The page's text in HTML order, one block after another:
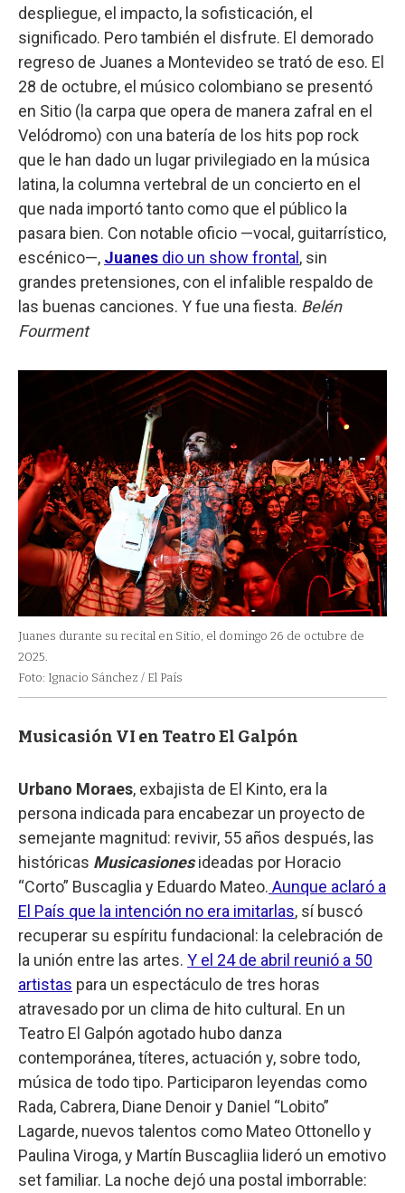
despliegue, el impacto, la sofisticación, el
significado. Pero también el disfrute. El demorado
regreso de Juanes a Montevideo se trató de eso. El
28 de octubre, el músico colombiano se presentó
en Sitio (la carpa que opera de manera zafral en el
Velódromo) con una batería de los hits pop rock
que le han dado un lugar privilegiado en la música
latina, la columna vertebral de un concierto en el
que nada importó tanto como que el público la
pasara bien. Con notable oficio —vocal, guitarrístico,
escénico—, Juanes dio un show frontal , sin
grandes pretensiones, con el infalible respaldo de
las buenas canciones. Y fue una fiesta. Belén
Fourment
Juanes durante su recital en Sitio, el domingo 26 de octubre de
2025.
Foto: Ignacio Sánchez / El País
Musicasión VI en Teatro El Galpón
Urbano Moraes, exbajista de El Kinto, era la
persona indicada para encabezar un proyecto de
semejante magnitud: revivir, 55 años después, las
históricas Musicasionesideadas por Horacio
“Corto” Buscaglia y Eduardo Mateo. Aunque aclaró a
El País que la intención no era imitarlas, sí buscó
recuperar su espíritu fundacional: la celebración de
la unión entre las artes. Y el 24 de abril reunió a 50
artistas para un espectáculo de tres horas
atravesado por un clima de hito cultural. En un
Teatro El Galpón agotado hubo danza
contemporánea, títeres, actuación y, sobre todo,
música de todo tipo. Participaron leyendas como
Rada, Cabrera, Diane Denoir y Daniel “Lobito”
Lagarde, nuevos talentos como Mateo Ottonello y
Paulina Viroga, y Martín Buscagliia lideró un emotivo
set familiar. La noche dejó una postal imborrable: